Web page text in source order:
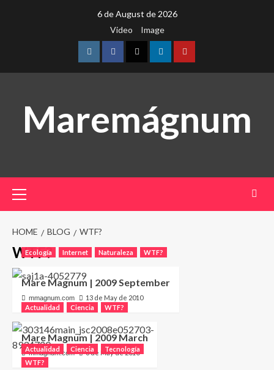
6 de August de 2026
Video
Image
InstagramFacebookTwitterLinkedinYoutube
Maremágnum
Menu
HOME BLOG WTF?
WTF?
Ecología Internet Naturaleza WTF?
Mare Magnum | 2009 September
mmagnum.com
13 de May de 2010
Actualidad
Ciencia WTF?
Mare Magnum | 2009 March
mmagnum.com 6 de May de 2010
Actualidad Ciencia
Tecnología
WTF?